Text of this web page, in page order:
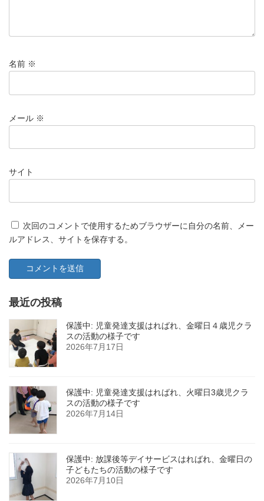
名前 ※
メール ※
サイト
次回のコメントで使用するためブラウザーに自分の名前、メー
ルアドレス、サイトを保存する。
最近の投稿
保護中: 児童発達支援はればれ、金曜日４歳児クラ
スの活動の様子です
2026年7月17日
保護中: 児童発達支援はればれ、火曜日3歳児クラ
スの活動の様子です
2026年7月14日
保護中: 放課後等デイサービスはればれ、金曜日の
子どもたちの活動の様子です
2026年7月10日